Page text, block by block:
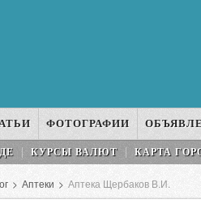
ФОТОГРАФИИ
КУРСЫ ВАЛЮТ КАРТА
> Аптеки > Аптека Щербаков В.И.